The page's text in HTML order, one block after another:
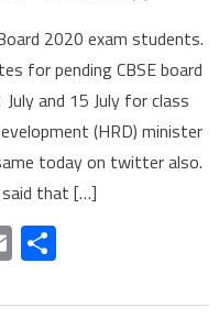
2020 exam students.
for pending CBSE board
and 15 July for class
(HRD) minister
today on twitter also.
that […]
Email